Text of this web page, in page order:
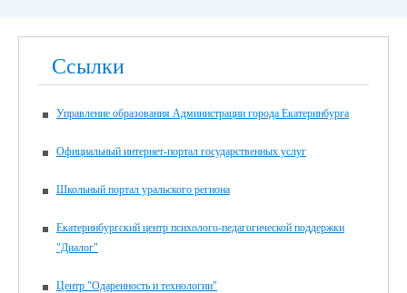
Ссылки
Управление образования Администрации города Екатеринбурга
Официальный интернет-портал государственных услуг
Школьный портал уральского региона
Екатеринбургский центр психолого-педагогической поддержки
"Диалог"
Центр "Одаренность и технологии"